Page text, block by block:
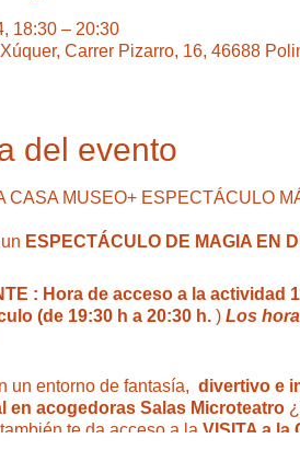
18:30 – 20:30
Carrer Pizarro, 16, 46688
del evento
CASA MUSEO+ ESPECTÁCULO
ESPECTÁCULO DE MAGIA EN
: Hora de acceso a la
(de 19:30 h a 20:30 h.) Los
un entorno de fantasía, divertivo e
en acogedoras Salas Microteatro
te da acceso a la VISITA a la